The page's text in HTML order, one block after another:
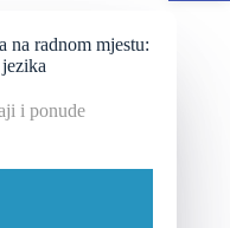
na radnom mjestu:
i ponude